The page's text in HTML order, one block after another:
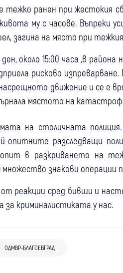
тежко ранен при жестокия
му с часове. Въпреки
загина на място при
около 15:00 часа ,в района
рисково изпреварване.
движение и се е
мястото на
на столичната полиция.
разследващи
в разкриването на
знакови операции
реакции сред бивши и
криминалистиката у нас.
ОДМВР-БЛАГОЕВГРАДкатастрофа на
годишен
Благоевград